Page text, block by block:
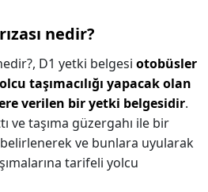
nedir?
D1 yetki belgesi otobüsler
taşımacılığı yapacak olan
verilen bir yetki belgesidir.
ve taşıma güzergahı ile bir
ve bunlara uyularak
tarifeli yolcu